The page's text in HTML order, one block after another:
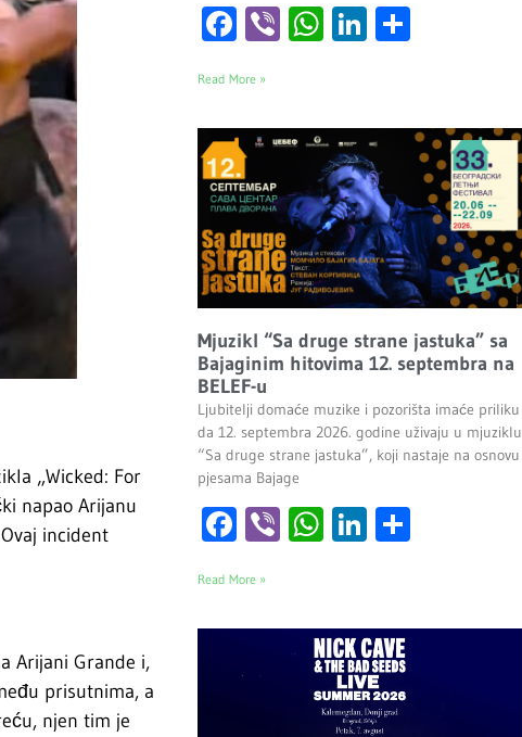
„Wicked: For
napao Arijanu
incident
Arijani Grande i,
prisutnima, a
njen tim je
Facebook
ViberWhatsApp
LinkedIn
Read More »
Mjuzikl “Sa druge strane jastuka” sa
Bajaginim hitovima 12. septembra na
BELEF-u
Ljubitelji domaće muzike i pozorišta imaće priliku
da 12. septembra 2026. godine uživaju u mjuziklu
“Sa druge strane jastuka”, koji nastaje na osnovu
pjesama Bajage
Facebook
ViberWhatsApp
LinkedIn
Read More »